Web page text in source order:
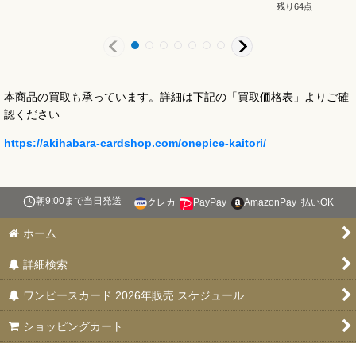
残り64点
本商品の買取も承っています。詳細は下記の「買取価格表」よりご確
認ください
https://akihabara-cardshop.com/onepice-kaitori/
朝9:00まで当日発送 クレカ PayPay AmazonPay 払いOK
ホーム
詳細検索
ワンピースカード 2026年販売 スケジュール
ショッピングカート